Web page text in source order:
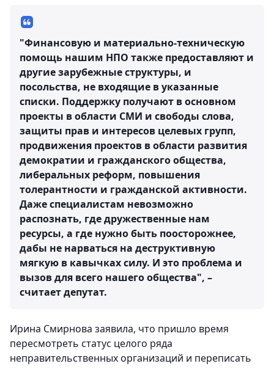
"Финансовую и материально-техническую
помощь нашим НПО также предоставляют и
другие зарубежные структуры, и
посольства, не входящие в указанные
списки. Поддержку получают в основном
проекты в области СМИ и свободы слова,
защиты прав и интересов целевых групп,
продвижения проектов в области развития
демократии и гражданского общества,
либеральных реформ, повышения
толерантности и гражданской активности.
Даже специалистам невозможно
распознать, где дружественные нам
ресурсы, а где нужно быть поосторожнее,
дабы не нарваться на деструктивную
мягкую в кавычках силу. И это проблема и
вызов для всего нашего общества", –
считает депутат.
Ирина Смирнова заявила, что пришло время
пересмотреть статус целого ряда
неправительственных организаций и переписать